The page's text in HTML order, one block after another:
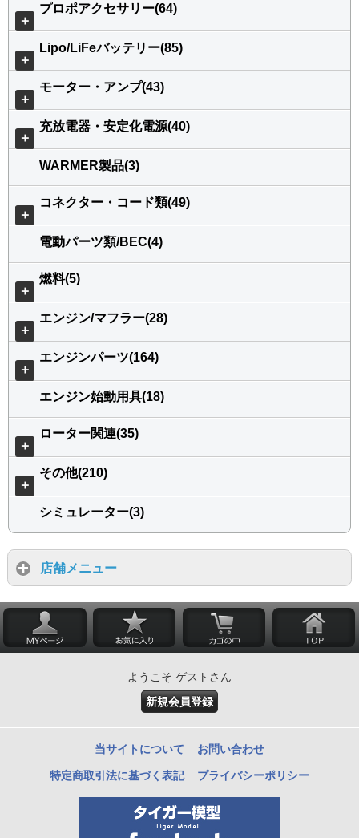
＋
プロポアクセサリー(64)
＋
Lipo/LiFeバッテリー(85)
＋
モーター・アンプ(43)
＋
充放電器・安定化電源(40)
WARMER製品(3)
＋
コネクター・コード類(49)
電動パーツ類/BEC(4)
＋
燃料(5)
＋
エンジン/マフラー(28)
＋
エンジンパーツ(164)
エンジン始動用具(18)
＋
ローター関連(35)
＋
その他(210)
シミュレーター(3)
店舗メニュー
ようこそ ゲストさん
新規会員登録
当サイトについて お問い合わせ
特定商取引法に基づく表記 プライバシーポリシー